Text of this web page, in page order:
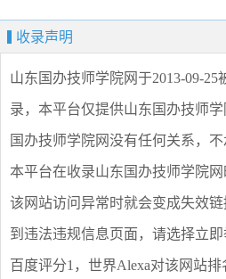
收录声明
山东国办技师学院网 于2013-09-
录，本平台仅提供山东国办技师学
国办技师学院网没有任何关系，
本平台在收录山东国办技师学院网
该网站访问异常时就会变成失效
到违法违规信息页面，请选择立
百度评分1，世界Alexa对该网站排